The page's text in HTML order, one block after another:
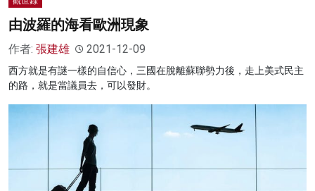
由波羅的海看歐洲現象
作者: 張建雄 2021-12-09
西方就是有謎一樣的自信心，三國在脫離蘇聯勢力後，走上美式民主
的路，就是當議員去，可以發財。